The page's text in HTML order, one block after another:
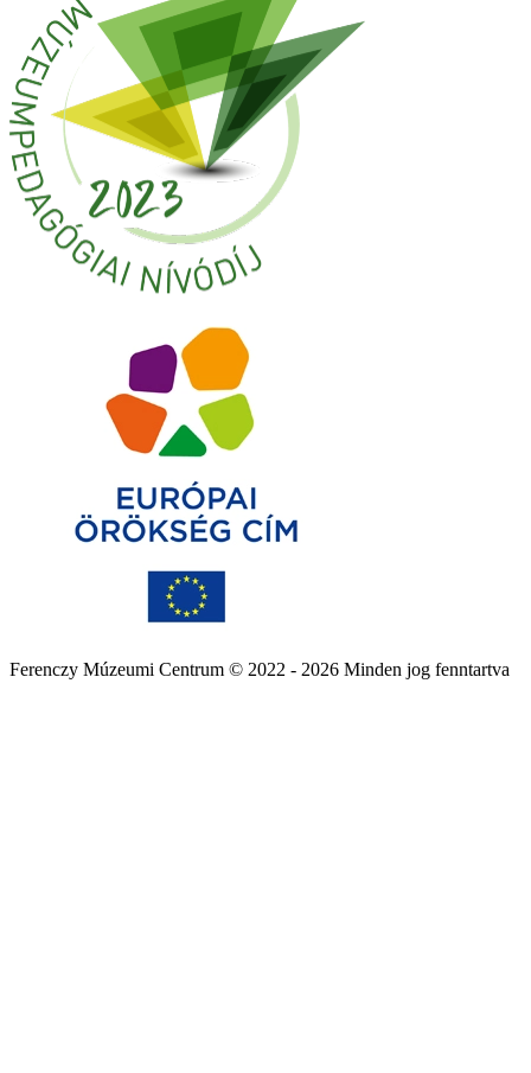
Ferenczy Múzeumi Centrum © 2022 - 2026 Minden jog fenntartva